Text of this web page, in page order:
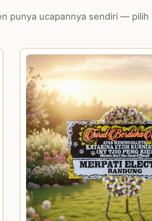
punya ucapannya sendiri —